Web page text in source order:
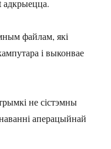
адкрыецца.
файлам, які
і выконвае
не сістэмны
аперацыйнай